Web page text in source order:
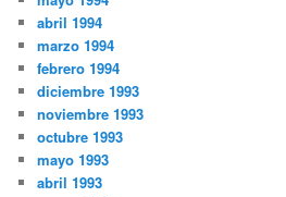
abril 1994
marzo 1994
febrero 1994
diciembre 1993
noviembre 1993
octubre 1993
mayo 1993
abril 1993